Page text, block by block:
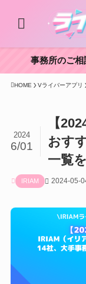
事務所のご
HOME Vライバーアプリ
【
おす
一覧
2024
6/01
IRIAM 2024-05-